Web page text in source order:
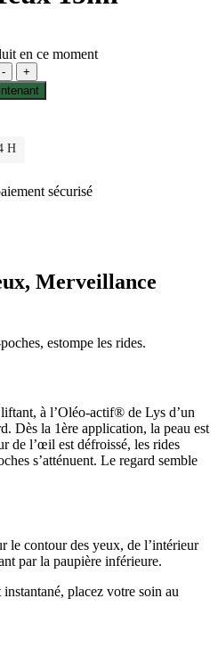
en ce moment
-
+
H
sécurisé
Merveillance
estompe les rides.
à l’Oléo-actif® de Lys d’un
Dès la 1ère application, la peau est
de l’œil est défroissé, les rides
s’atténuent. Le regard semble
le contour des yeux, de l’intérieur
par la paupière inférieure.
placez votre soin au